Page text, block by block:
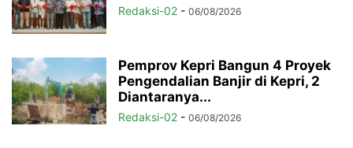
Redaksi-02 - 06/08/2026
Pemprov Kepri Bangun 4 Proyek
Pengendalian Banjir di Kepri, 2
Diantaranya...
Redaksi-02 - 06/08/2026